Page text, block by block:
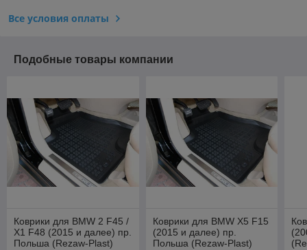
Все условия оплаты
Подобные товары компании
Коврики для BMW 2 F45 /
X1 F48 (2015 и далее) пр.
Польша (Rezaw-Plast)
Коврики для BMW X5 F15
(2015 и далее) пр.
Польша (Rezaw-Plast)